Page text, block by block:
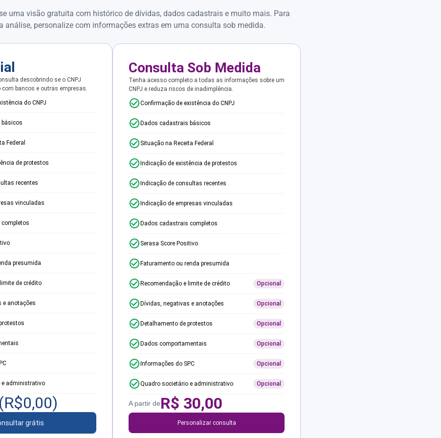
uma visão gratuita com histórico de dívidas, dados cadastrais e muito mais. Para
análise, personalize com informações extras em uma consulta sob medida.
descobrindo se o CNPJ
bancos e outras empresas.
do CNPJ
Federal
de protestos
recentes
vinculadas
presumida
de crédito
e anotações
e administrativo
(R$0,00)
grátis
Consulta Sob Medida
Tenha acesso completo a todas as informações sobre um
CNPJ e reduza riscos de inadimplência.
Confirmação de existência do CNPJ
Dados cadastrais básicos
Situação na Receita Federal
Indicação de existência de protestos
Indicação de consultas recentes
Indicação de empresas vinculadas
Dados cadastrais completos
Serasa Score Positivo
Faturamento ou renda presumida
Recomendação e limite de crédito Opcional
Dívidas, negativas e anotações Opcional
Detalhamento de protestos Opcional
Dados comportamentais Opcional
Informações do SPC Opcional
Quadro societário e administrativo Opcional
A partir deR$ 30,00
Personalizar consulta